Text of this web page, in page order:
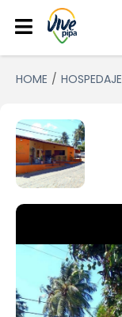
HOME HOSPEDAJE